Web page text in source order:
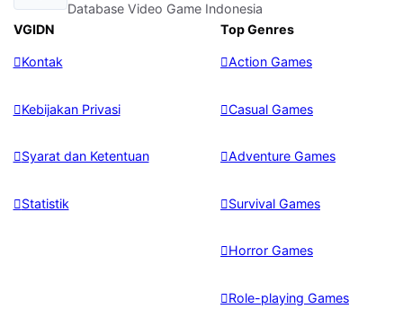
Database Video Game Indonesia
VGIDN
Kontak
Kebijakan Privasi
Syarat dan Ketentuan
Statistik
Top Genres
Action Games
Casual Games
Adventure Games
Survival Games
Horror Games
Role-playing Games